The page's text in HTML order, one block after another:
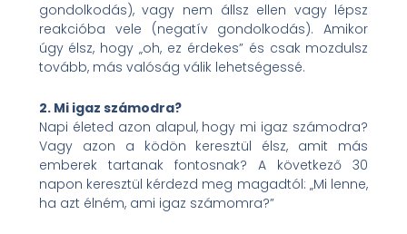
gondolkodás), vagy nem állsz ellen vagy lépsz
reakcióba vele (negatív gondolkodás). Amikor
úgy élsz, hogy „oh, ez érdekes” és csak mozdulsz
tovább, más valóság válik lehetségessé.
2. Mi igaz számodra?
Napi életed azon alapul, hogy mi igaz számodra?
Vagy azon a ködön keresztül élsz, amit más
emberek tartanak fontosnak? A következő 30
napon keresztül kérdezd meg magadtól: „Mi lenne,
ha azt élném, ami igaz számomra?”